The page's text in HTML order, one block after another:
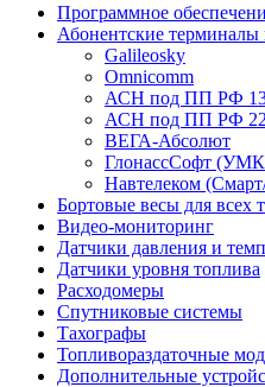
Программное
Абонентские терминалы
Galileosky
Omnicomm
АСН под ПП РФ
АСН под ПП РФ
ВЕГА-Абсолют
ГлонассСофт
Навтелеком
Бортовые весы для всех
Видео-мониторинг
Датчики давления и
Датчики уровня топлива
Расходомеры
Спутниковые системы
Тахографы
Топливораздаточные
Дополнительные